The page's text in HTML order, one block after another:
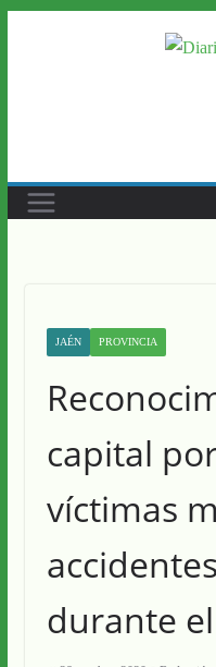
JAÉN PROVINCIA
capital
víctimas
durante